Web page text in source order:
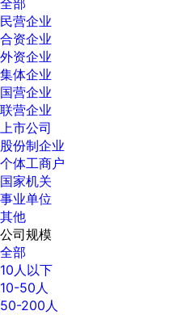
全部
民营企业
合资企业
外资企业
集体企业
国营企业
联营企业
上市公司
股份制企业
个体工商户
国家机关
事业单位
其他
公司规模
全部
10人以下
10-50人
50-200人